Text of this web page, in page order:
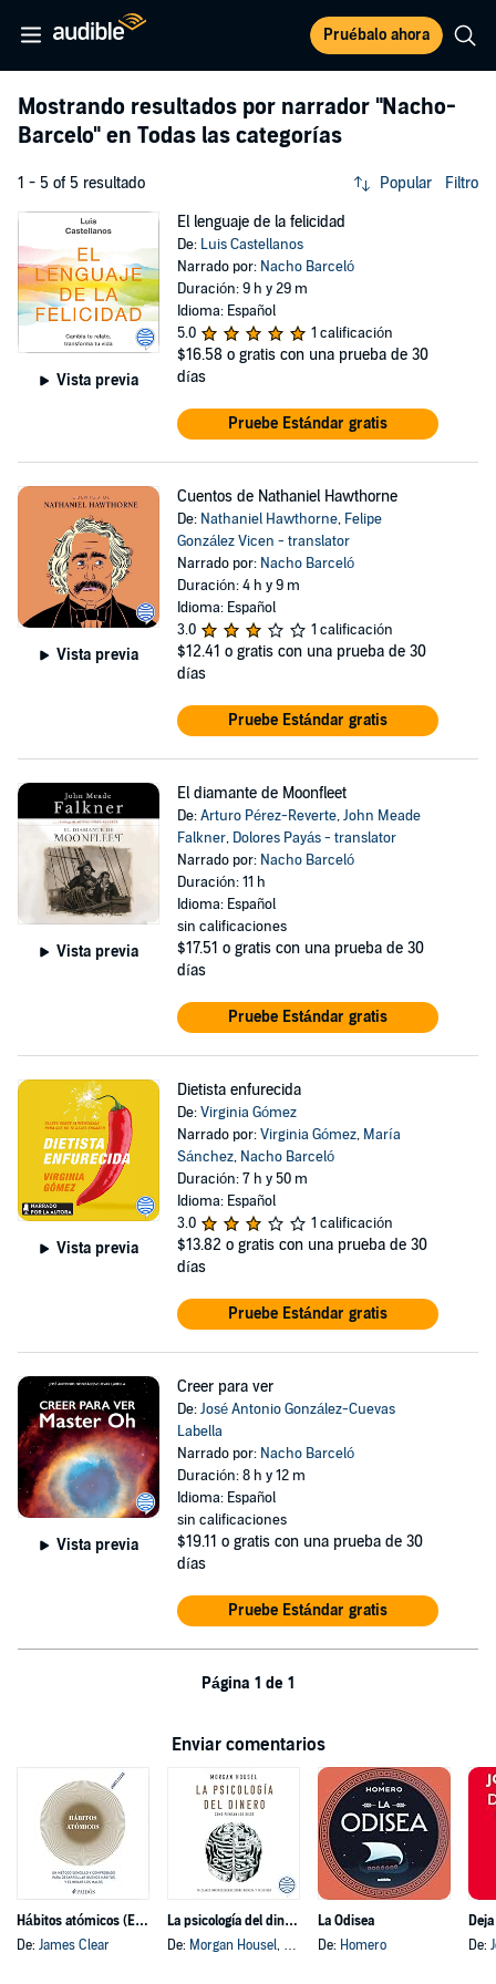
Pruébalo ahora
Mostrando resultados por narrador "Nacho-
Barcelo" en Todas las categorías
1 - 5 of 5 resultado Popular Filtro
Vista previa
El lenguaje de la felicidad
De: Luis Castellanos
Narrado por: Nacho Barceló
Duración: 9 h y 29 m
Idioma: Español
5.0
1 calificación
$16.58 o gratis con una prueba de 30
días
Pruebe Estándar gratis
Vista previa
Cuentos de Nathaniel Hawthorne
De: Nathaniel Hawthorne, Felipe
González Vicen - translator
Narrado por: Nacho Barceló
Duración: 4 h y 9 m
Idioma: Español
3.0
1 calificación
$12.41 o gratis con una prueba de 30
días
Pruebe Estándar gratis
Vista previa
El diamante de Moonfleet
De:Arturo Pérez-Reverte,John Meade
Falkner, Dolores Payás - translator
Narrado por: Nacho Barceló
Duración: 11 h
Idioma: Español
sin calificaciones
$17.51 o gratis con una prueba de 30
días
Pruebe Estándar gratis
Vista previa
Dietista enfurecida
De:Virginia Gómez
Narrado por:Virginia Gómez, María
Sánchez, Nacho Barceló
Duración: 7 h y 50 m
Idioma: Español
3.0
1 calificación
$13.82 o gratis con una prueba de 30
días
Pruebe Estándar gratis
Vista previa
Creer para ver
De:José Antonio González-Cuevas
Labella
Narrado por: Nacho Barceló
Duración: 8 h y 12 m
Idioma: Español
sin calificaciones
$19.11 o gratis con una prueba de 30
días
Pruebe Estándar gratis
Página 1 de 1
Enviar comentarios
Hábitos atómicos (Español neutro)
De: James Clear
La psicología del dinero
De: Morgan Housel, y otros
La Odisea
De: Homero
De: